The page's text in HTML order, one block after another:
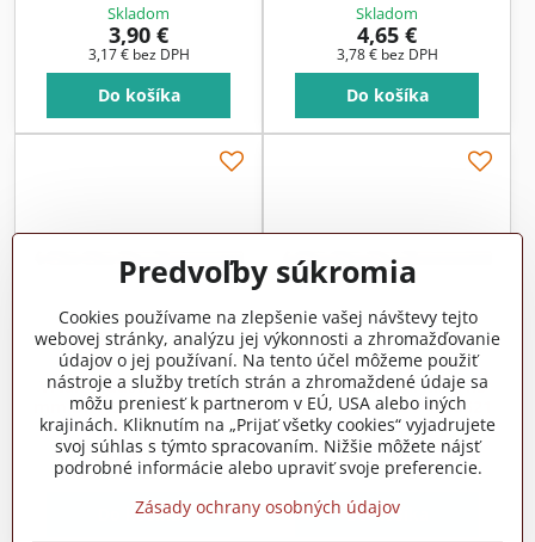
Skladom
3,90 €
3,17 € bez DPH
Do košíka
Skladom
4,65 €
3,78 € bez DPH
Do košíka
Vrtak Industrial M2 01.0
mm DIN338, kov 4200620
Skladom
0,15 €
0,13 €bez DPH
Do košíka
Vrtak Industrial M2 01.5
mm DIN338, kov 4200621
Skladom
0,25 €
0,20 € bez DPH
Do košíka
Predvoľby súkromia
Cookies používame na zlepšenie vašej návštevy tejto
webovej stránky, analýzu jej výkonnosti a zhromažďovanie
údajov o jej používaní. Na tento účel môžeme použiť
nástroje a služby tretích strán a zhromaždené údaje sa
môžu preniesť k partnerom v EÚ, USA alebo iných
krajinách. Kliknutím na „Prijať všetky cookies“ vyjadrujete
svoj súhlas s týmto spracovaním. Nižšie môžete nájsť
podrobné informácie alebo upraviť svoje preferencie.
Zásady ochrany osobných údajov